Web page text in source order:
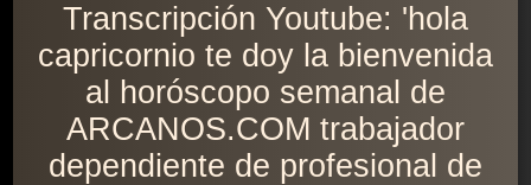
Transcripción Youtube: 'hola
capricornio te doy la bienvenida
al horóscopo semanal de
ARCANOS.COM trabajador
dependiente de profesional de